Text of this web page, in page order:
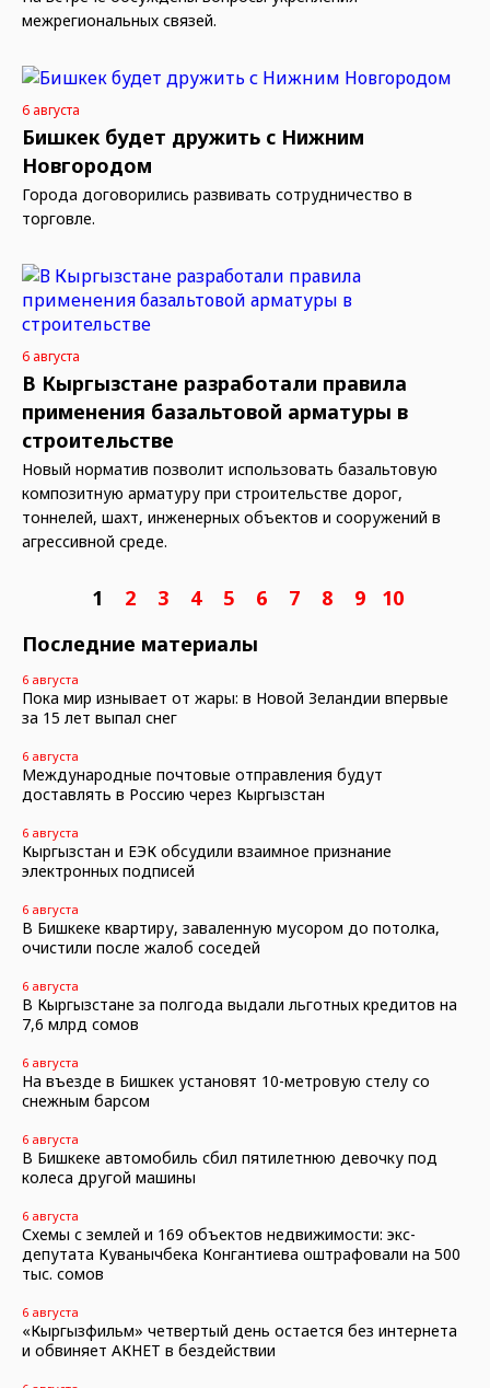
межрегиональных связей.
6 августа
Бишкек будет дружить с Нижним
Новгородом
Города договорились развивать сотрудничество в
торговле.
6 августа
В Кыргызстане разработали правила
применения базальтовой арматуры в
строительстве
Новый норматив позволит использовать базальтовую
композитную арматуру при строительстве дорог,
тоннелей, шахт, инженерных объектов и сооружений в
агрессивной среде.
1 2 3 4 5 6 7 8 9
10
Последние материалы
6 августа
Пока мир изнывает от жары: в Новой Зеландии впервые
за 15 лет выпал снег
6 августа
Международные почтовые отправления будут
доставлять в Россию через Кыргызстан
6 августа
Кыргызстан и ЕЭК обсудили взаимное признание
электронных подписей
6 августа
В Бишкеке квартиру, заваленную мусором до потолка,
очистили после жалоб соседей
6 августа
В Кыргызстане за полгода выдали льготных кредитов на
7,6 млрд сомов
6 августа
На въезде в Бишкек установят 10-метровую стелу со
снежным барсом
6 августа
В Бишкеке автомобиль сбил пятилетнюю девочку под
колеса другой машины
6 августа
Схемы с землей и 169 объектов недвижимости: экс-
депутата Куванычбека Конгантиева оштрафовали на 500
тыс. сомов
6 августа
«Кыргызфильм» четвертый день остается без интернета
и обвиняет АКНЕТ в бездействии